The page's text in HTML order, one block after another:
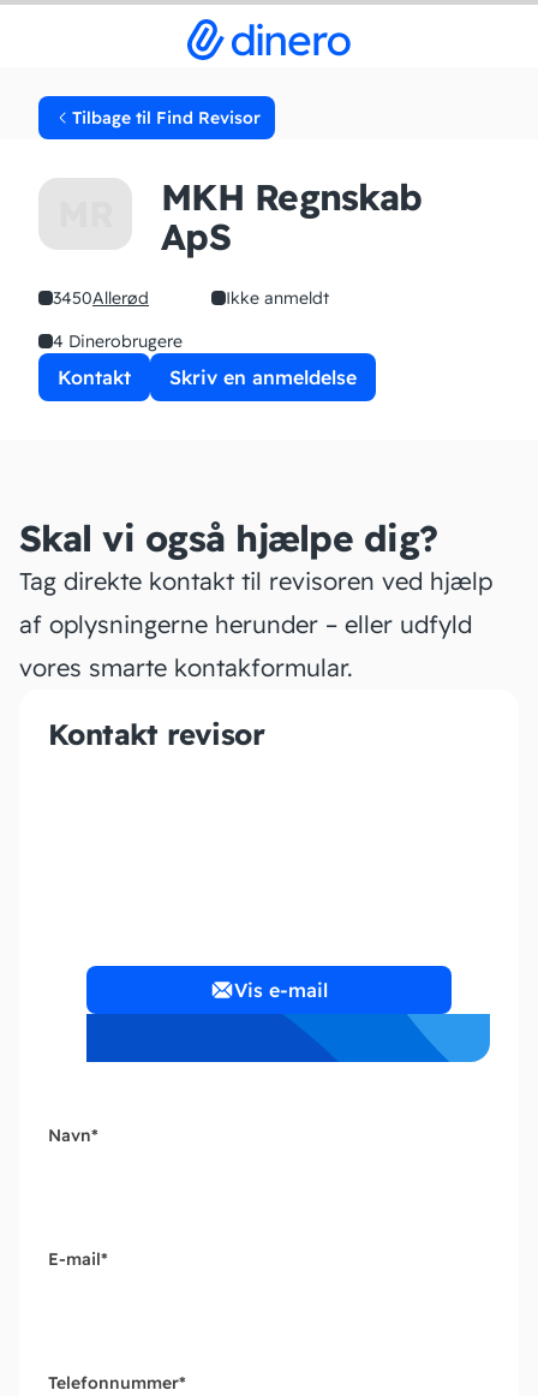
Tilbage til Find Revisor
MKH Regnskab
ApS
3450Allerød
Ikke anmeldt
4 Dinerobrugere
Kontakt Skriv en anmeldelse
Skal vi også hjælpe dig?
Tag direkte kontakt til revisoren ved hjælp
af oplysningerne herunder – eller udfyld
vores smarte kontakformular.
Kontakt revisor
Vis e-mail
Navn*
E-mail*
Telefonnummer*